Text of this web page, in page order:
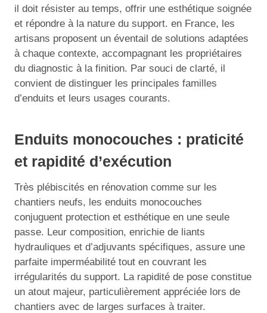
il doit résister au temps, offrir une esthétique soignée
et répondre à la nature du support. en France, les
artisans proposent un éventail de solutions adaptées
à chaque contexte, accompagnant les propriétaires
du diagnostic à la finition. Par souci de clarté, il
convient de distinguer les principales familles
d’enduits et leurs usages courants.
Enduits monocouches : praticité
et rapidité d’exécution
Très plébiscités en rénovation comme sur les
chantiers neufs, les enduits monocouches
conjuguent protection et esthétique en une seule
passe. Leur composition, enrichie de liants
hydrauliques et d’adjuvants spécifiques, assure une
parfaite imperméabilité tout en couvrant les
irrégularités du support. La rapidité de pose constitue
un atout majeur, particulièrement appréciée lors de
chantiers avec de larges surfaces à traiter.